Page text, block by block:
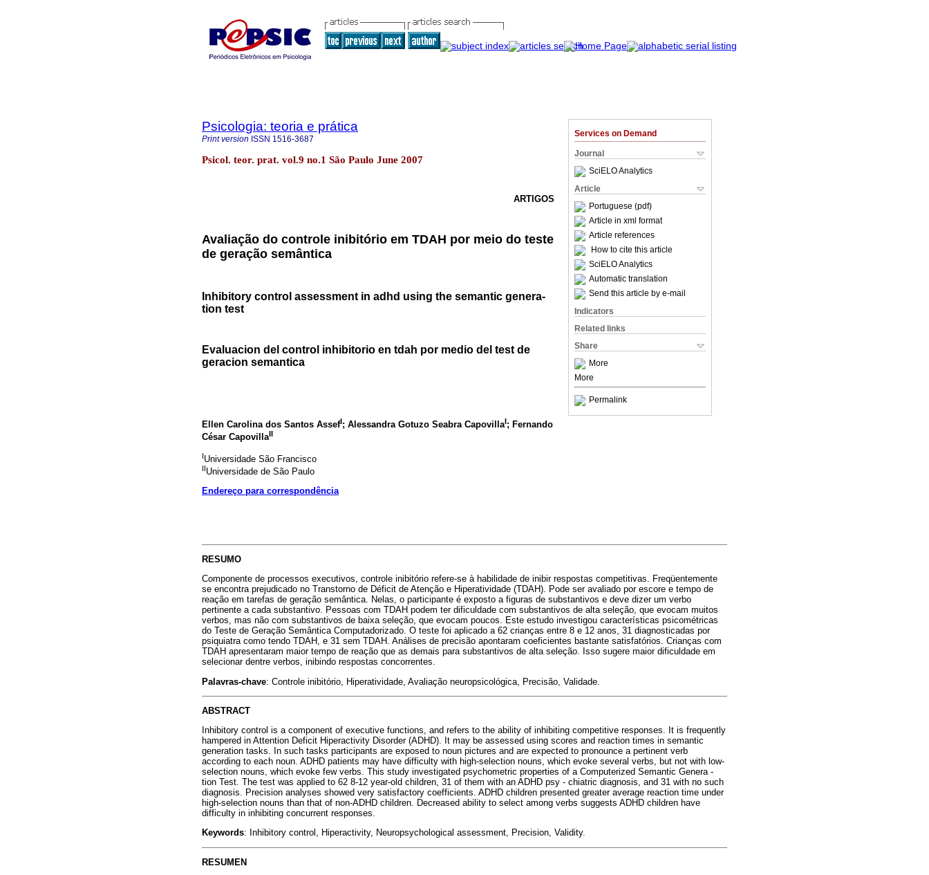
Services on Demand
Journal
SciELO Analytics
Article
Portuguese (pdf)
Article in xml format
Article references
How to cite this article
SciELO Analytics
Automatic translation
Send this article by e-mail
Indicators
Related links
Share
More
More
Permalink
Psicologia: teoria e prática
Print version ISSN 1516-3687
Psicol. teor. prat. vol.9 no.1 São Paulo June 2007
ARTIGOS
Avaliação do controle inibitório em TDAH por meio do teste
de geração semântica
Inhibitory control assessment in adhd using the semantic genera-
tion test
Evaluacion del control inhibitorio en tdah por medio del test de
geracion semantica
Ellen Carolina dos Santos AssefI; Alessandra Gotuzo Seabra CapovillaI; Fernando
César CapovillaII
IUniversidade São Francisco
IIUniversidade de São Paulo
Endereço para correspondência
RESUMO
Componente de processos executivos, controle inibitório refere-se à habilidade de inibir respostas competitivas. Freqüentemente
se encontra prejudicado no Transtorno de Déficit de Atenção e Hiperatividade (TDAH). Pode ser avaliado por escore e tempo de
reação em tarefas de geração semântica. Nelas, o participante é exposto a figuras de substantivos e deve dizer um verbo
pertinente a cada substantivo. Pessoas com TDAH podem ter dificuldade com substantivos de alta seleção, que evocam muitos
verbos, mas não com substantivos de baixa seleção, que evocam poucos. Este estudo investigou características psicométricas
do Teste de Geração Semântica Computadorizado. O teste foi aplicado a 62 crianças entre 8 e 12 anos, 31 diagnosticadas por
psiquiatra como tendo TDAH, e 31 sem TDAH. Análises de precisão apontaram coeficientes bastante satisfatórios. Crianças com
TDAH apresentaram maior tempo de reação que as demais para substantivos de alta seleção. Isso sugere maior dificuldade em
selecionar dentre verbos, inibindo respostas concorrentes.
Palavras-chave: Controle inibitório, Hiperatividade, Avaliação neuropsicológica, Precisão, Validade.
ABSTRACT
Inhibitory control is a component of executive functions, and refers to the ability of inhibiting competitive responses. It is frequently
hampered in Attention Deficit Hiperactivity Disorder (ADHD). It may be assessed using scores and reaction times in semantic
generation tasks. In such tasks participants are exposed to noun pictures and are expected to pronounce a pertinent verb
according to each noun. ADHD patients may have difficulty with high-selection nouns, which evoke several verbs, but not with low-
selection nouns, which evoke few verbs. This study investigated psychometric properties of a Computerized Semantic Genera -
tion Test. The test was applied to 62 8-12 year-old children, 31 of them with an ADHD psy - chiatric diagnosis, and 31 with no such
diagnosis. Precision analyses showed very satisfactory coefficients. ADHD children presented greater average reaction time under
high-selection nouns than that of non-ADHD children. Decreased ability to select among verbs suggests ADHD children have
difficulty in inhibiting concurrent responses.
Keywords: Inhibitory control, Hiperactivity, Neuropsychological assessment, Precision, Validity.
RESUMEN